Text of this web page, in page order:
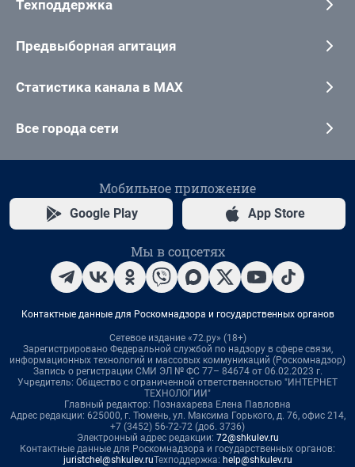
Техподдержка
Предвыборная агитация
Статистика канала в MAX
Все города сети
Мобильное приложение
Google Play App Store
Мы в соцсетях
Контактные данные для Роскомнадзора и государственных органов
Сетевое издание «72.ру» (18+)
Зарегистрировано Федеральной службой по надзору в сфере связи,
информационных технологий и массовых коммуникаций (Роскомнадзор)
Запись о регистрации СМИ ЭЛ № ФС 77– 84674 от 06.02.2023 г.
Учредитель: Общество с ограниченной ответственностью "ИНТЕРНЕТ
ТЕХНОЛОГИИ"
Главный редактор: Познахарева Елена Павловна
Адрес редакции: 625000, г. Тюмень, ул. Максима Горького, д. 76, офис 214,
+7 (3452) 56-72-72 (доб. 3736)
Электронный адрес редакции: 72@shkulev.ru
Контактные данные для Роскомнадзора и государственных органов:
juristchel@shkulev.ruТехподдержка: help@shkulev.ru